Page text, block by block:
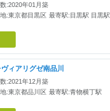
:2020年01月築
:東京都目黒区 最寄駅:目黒駅 目黒駅
ィアリグゼ南品川
:2021年12月築
:東京都品川区 最寄駅:青物横丁駅